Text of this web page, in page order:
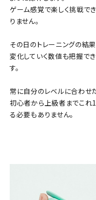
ゲーム感覚で楽しく挑戦で
りません。
その日のトレーニングの結
変化していく数値も把握で
す。
常に自分のレベルに合わせ
初心者から上級者までこれ
る必要もありません。